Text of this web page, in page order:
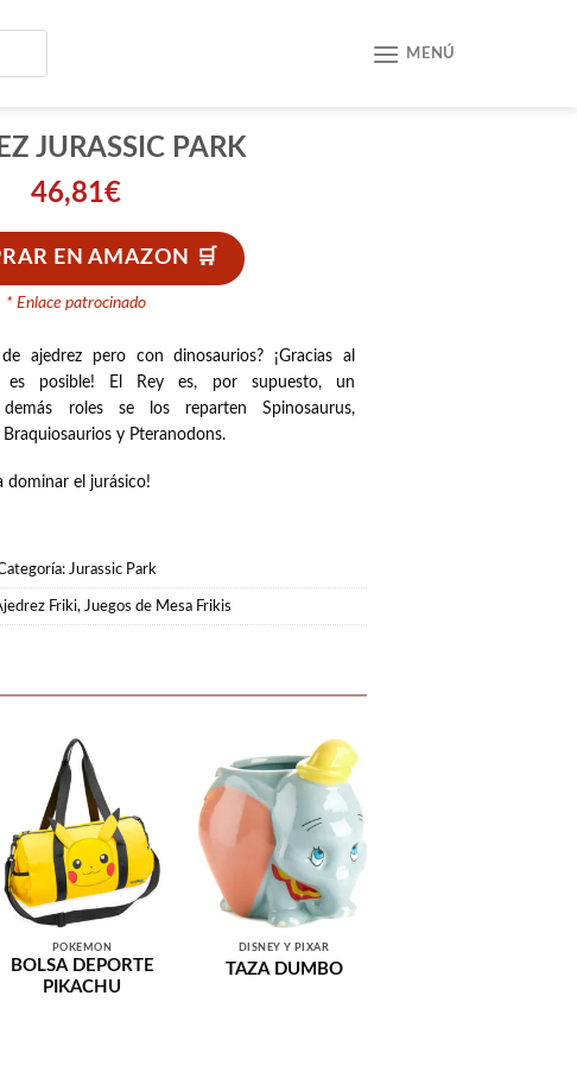
MENÚ
JURASSIC PARK
46,81€
EN AMAZON
* Enlace patrocinado
ajedrez pero con dinosaurios? ¡Gracias al
posible! El Rey es, por supuesto, un
demás roles se los reparten Spinosaurus,
y Pteranodons.
dominar el jurásico!
Jurassic Park
Friki, Juegos de Mesa Frikis
POKEMON
BOLSA DEPORTE
PIKACHU
DISNEY Y PIXAR
TAZA DUMBO